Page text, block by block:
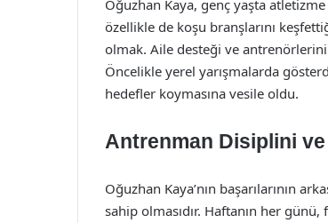
Oğuzhan Kaya, genç yaşta
özellikle de koşu branşlarını
olmak. Aile desteği ve
Öncelikle yerel yarışmalarda
hedefler koymasına vesile oldu.
Antrenman Disiplini
Oğuzhan Kaya’nın başarılarının
sahip olmasıdır. Haftanın her